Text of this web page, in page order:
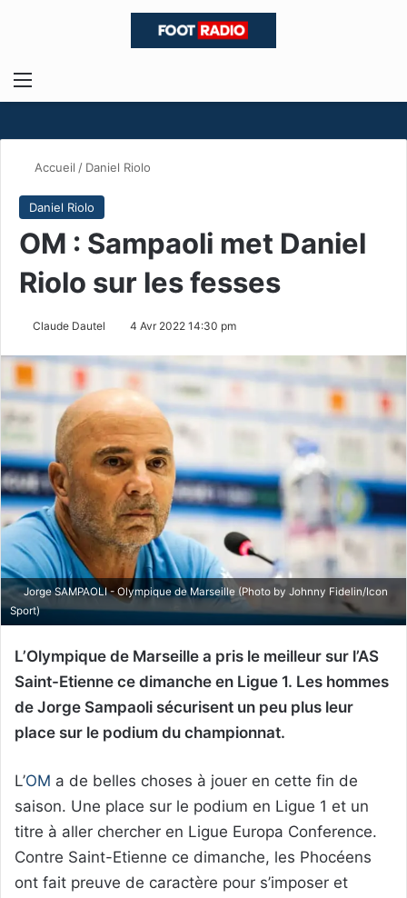
Menu
Accueil / Daniel Riolo
Daniel Riolo
OM : Sampaoli met Daniel
Riolo sur les fesses
Claude Dautel 4 Avr 2022 14:30 pm
Jorge SAMPAOLI - Olympique de Marseille (Photo by Johnny Fidelin/Icon
Sport)
L’Olympique de Marseille a pris le meilleur sur l’AS
Saint-Etienne ce dimanche en Ligue 1. Les hommes
de Jorge Sampaoli sécurisent un peu plus leur
place sur le podium du championnat.
L’OM a de belles choses à jouer en cette fin de
saison. Une place sur le podium en Ligue 1 et un
titre à aller chercher en Ligue Europa Conference.
Contre Saint-Etienne ce dimanche, les Phocéens
ont fait preuve de caractère pour s’imposer et